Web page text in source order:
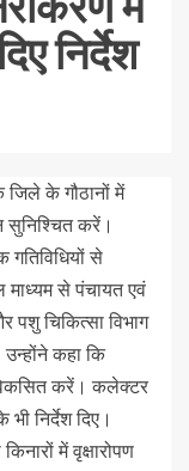
निर्देश
के गौठानों में
सुनिश्चित करें।
गतिविधियों से
माध्यम से पंचायत एवं
पशु चिकित्सा विभाग
कहा कि
करें। कलेक्टर
निर्देश दिए।
में वृक्षारोपण